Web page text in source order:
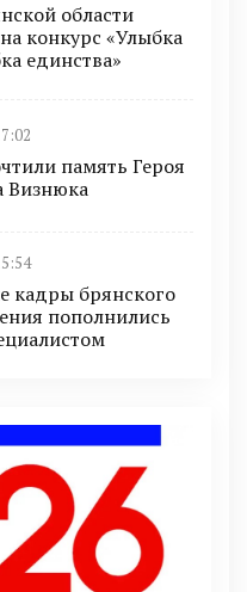
области
конкурс «Улыбка
единства»
память Героя
Визнюка
кадры брянского
пополнились